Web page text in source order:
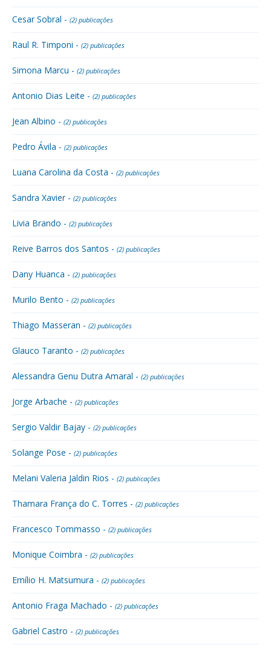
Cesar Sobral - (2) publicações
Raul R. Timponi - (2) publicações
Simona Marcu - (2) publicações
Antonio Dias Leite - (2) publicações
Jean Albino - (2) publicações
Pedro Ávila - (2) publicações
Luana Carolina da Costa - (2) publicações
Sandra Xavier - (2) publicações
Livia Brando - (2) publicações
Reive Barros dos Santos - (2) publicações
Dany Huanca - (2) publicações
Murilo Bento - (2) publicações
Thiago Masseran - (2) publicações
Glauco Taranto - (2) publicações
Alessandra Genu Dutra Amaral - (2) publicações
Jorge Arbache - (2) publicações
Sergio Valdir Bajay - (2) publicações
Solange Pose - (2) publicações
Melani Valeria Jaldin Rios - (2) publicações
Thamara França do C. Torres - (2) publicações
Francesco Tommasso - (2) publicações
Monique Coimbra - (2) publicações
Emílio H. Matsumura - (2) publicações
Antonio Fraga Machado - (2) publicações
Gabriel Castro - (2) publicações